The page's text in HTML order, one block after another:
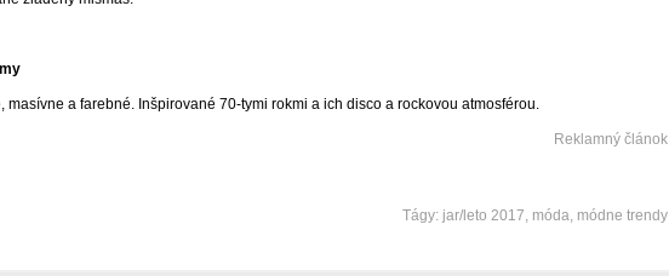
masívne a farebné. Inšpirované 70-tymi rokmi a ich disco a rockovou atmosférou.
Reklamný článok
Tágy: jar/leto 2017, móda, módne trendy